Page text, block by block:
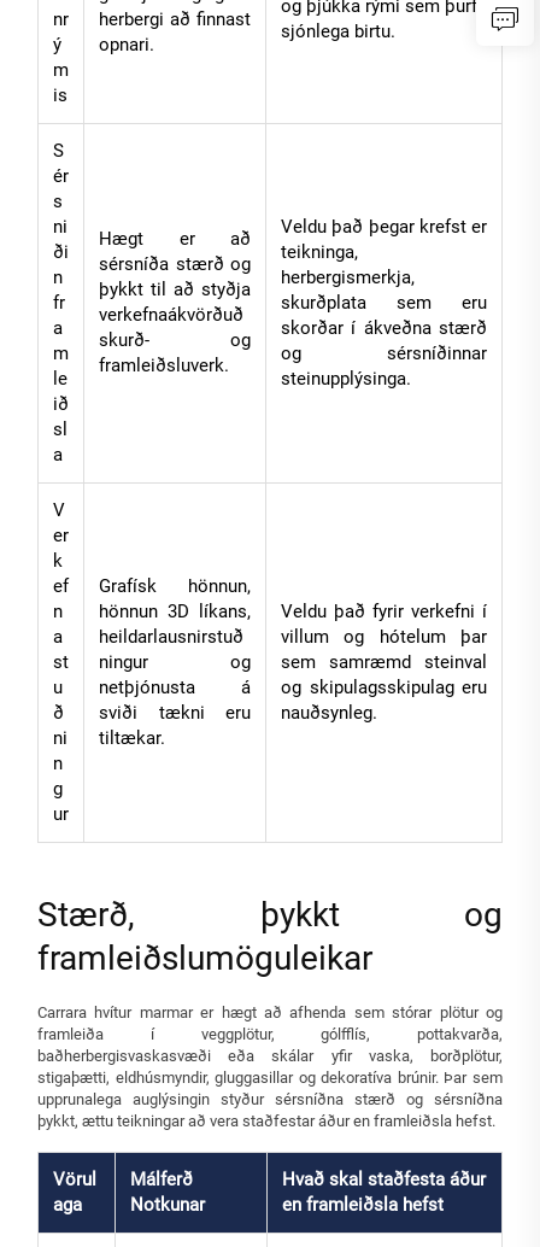
nr
ý
m
is
herbergi að finnast
opnari.
og þjúkka rými sem þurfa
sjónlega birtu.
S
ér
s
ni
ði
n
fr
a
m
le
ið
sl
a
Hægt er að
sérsníða stærð og
þykkt til að styðja
verkefnaákvörðuð
skurð- og
framleiðsluverk.
Veldu það þegar krefst er
teikninga,
herbergismerkja,
skurðplata sem eru
skorðar í ákveðna stærð
og sérsníðinnar
steinupplýsinga.
V
er
k
ef
n
a
st
u
ð
ni
n
g
ur
Grafísk hönnun,
hönnun 3D líkans,
heildarlausnirstuð
ningur og
netþjónusta á
sviði tækni eru
tiltækar.
Veldu það fyrir verkefni í
villum og hótelum þar
sem samræmd steinval
og skipulagsskipulag eru
nauðsynleg.
Stærð, þykkt og
framleiðslumöguleikar
Carrara hvítur marmar er hægt að afhenda sem stórar plötur og
framleiða í veggplötur, gólfflís, pottakvarða,
baðherbergisvaskasvæði eða skálar yfir vaska, borðplötur,
stigaþætti, eldhúsmyndir, gluggasillar og dekoratíva brúnir. Þar sem
upprunalega auglýsingin styður sérsníðna stærð og sérsníðna
þykkt, ættu teikningar að vera staðfestar áður en framleiðsla hefst.
Vörul
aga
Málferð
Notkunar
Hvað skal staðfesta áður
en framleiðsla hefst